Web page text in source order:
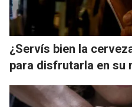
¿Servís bien la
para disfrutarla en su